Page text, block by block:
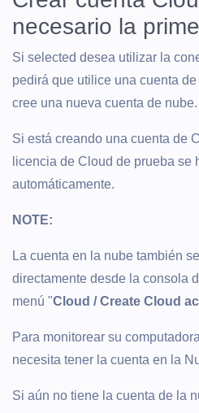
necesario la
Si selected desea utilizar la
pedirá que utilice una cuenta
cree una nueva cuenta de nube.
Si está creando una cuenta de
licencia de Cloud de prueba se
automáticamente.
NOTE:
La cuenta en la nube también
directamente desde la consola
menú "Cloud / Create Cloud
Para monitorear su
necesita tener la cuenta en la
Si aún no tiene la cuenta de la